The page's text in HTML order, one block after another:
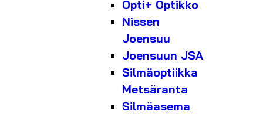
Opti+ Optikko
Nissen
Joensuu
Joensuun JSA
Silmäoptiikka
Metsäranta
Silmäasema